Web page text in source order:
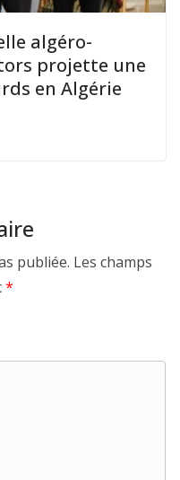
algéro-
projette une
en Algérie
publiée. Les champs
*